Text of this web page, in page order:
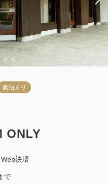
素泊まり
ONLY
決済
で